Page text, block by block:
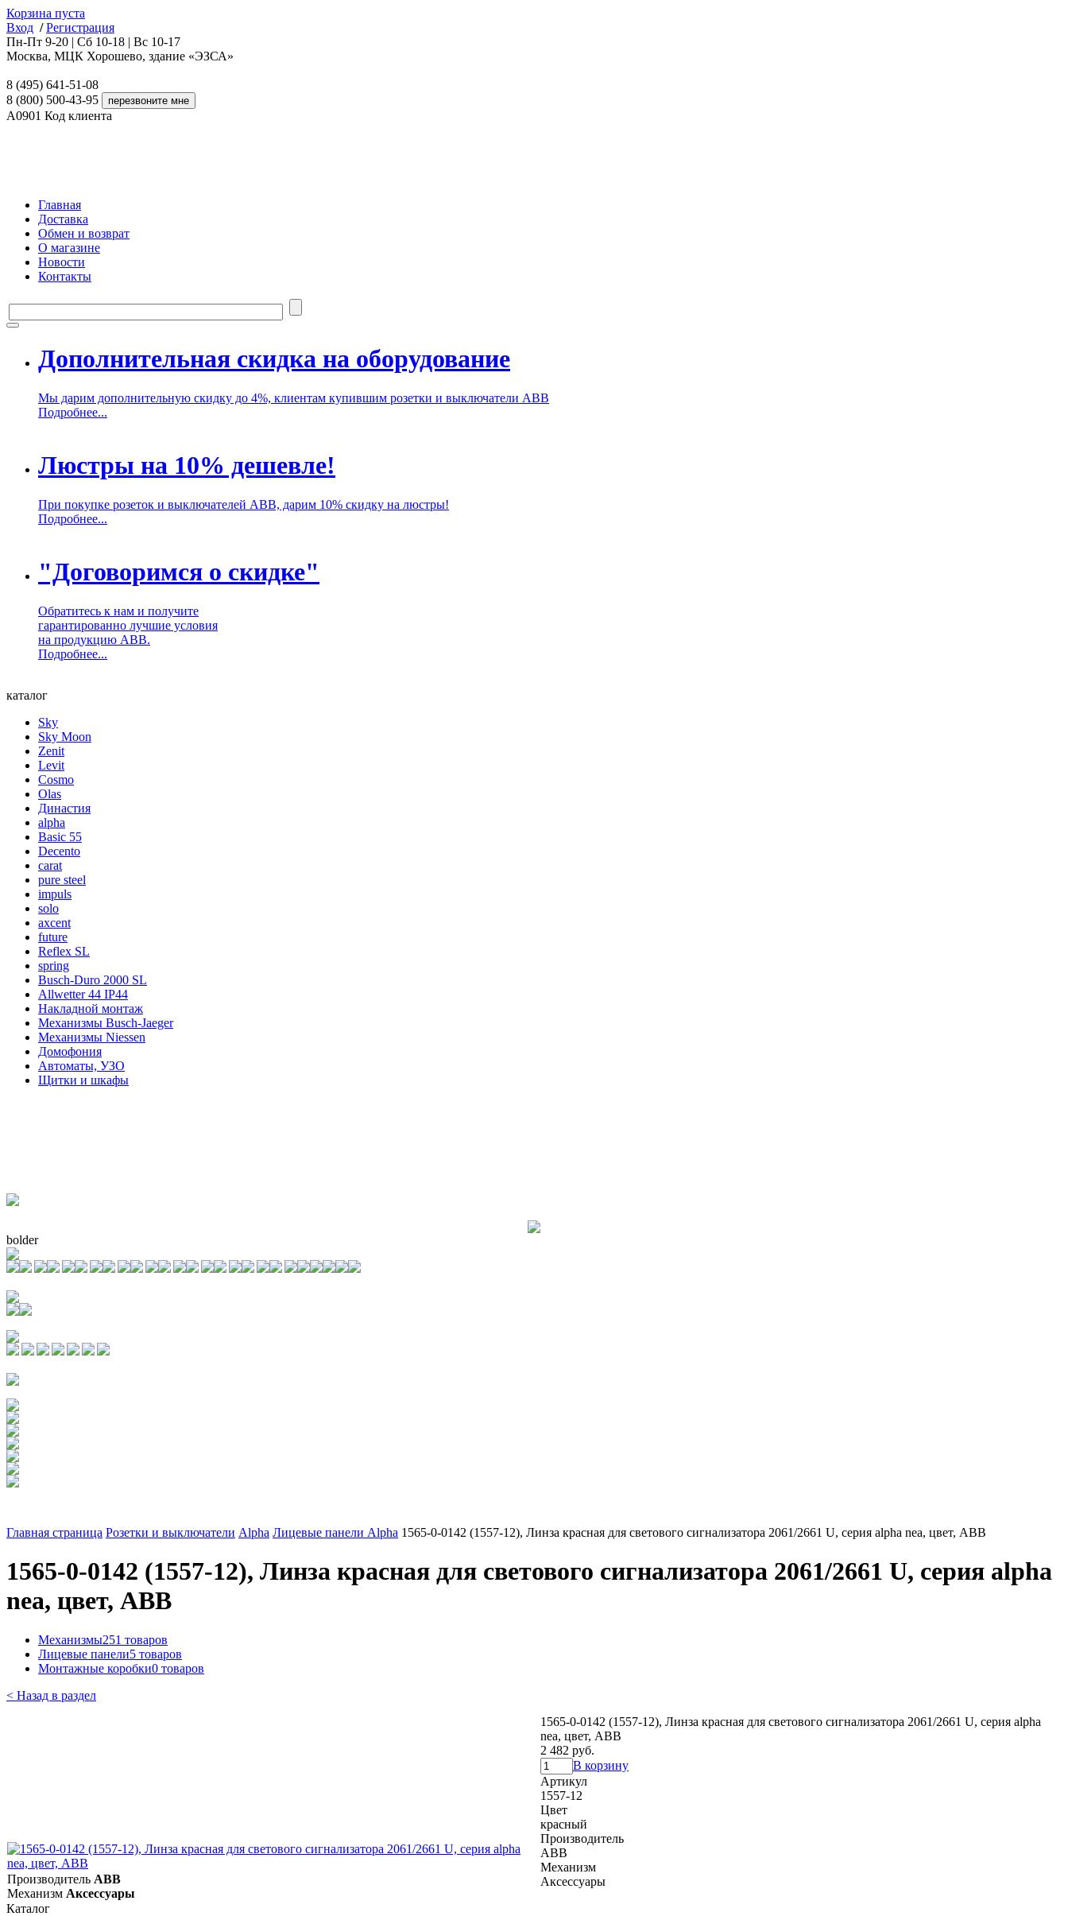
Корзина пуста
Вход / Регистрация
Пн-Пт 9-20 | Сб 10-18 | Вс 10-17
Москва, МЦК Хорошево, здание «ЭЗСА»
8 (495) 641-51-08
8 (800) 500-43-95
A0901 Код клиента
Главная
Доставка
Обмен и возврат
О магазине
Новости
Контакты
Дополнительная скидка на оборудование
Мы дарим дополнительную скидку до 4%, клиентам купившим розетки и выключатели ABB
Подробнее...
Люстры на 10% дешевле!
При покупке розеток и выключателей ABB, дарим 10% скидку на люстры!
Подробнее...
"Договоримся о скидке"
Обратитесь к нам и получите
гарантированно лучшие условия
на продукцию ABB.
Подробнее...
каталог
Sky
Sky Moon
Zenit
Levit
Cosmo
Olas
Династия
alpha
Basic 55
Decento
carat
pure steel
impuls
solo
axcent
future
Reflex SL
spring
Busch-Duro 2000 SL
Allwetter 44 IP44
Накладной монтаж
Механизмы Busch-Jaeger
Механизмы Niessen
Домофония
Автоматы, УЗО
Щитки и шкафы
bolder
Главная страница Розетки и выключатели Alpha Лицевые панели Alpha 1565-0-0142 (1557-12), Линза красная для светового сигнализатора 2061/2661 U, серия alpha nea, цвет, ABB
1565-0-0142 (1557-12), Линза красная для светового сигнализатора 2061/2661 U, серия alpha
nea, цвет, ABB
Механизмы251 товаров
Лицевые панели5 товаров
Монтажные коробки0 товаров
< Назад в раздел
1565-0-0142 (1557-12), Линза красная для светового сигнализатора 2061/2661 U, серия alpha
nea, цвет, ABB
2 482 руб.
В корзину
Артикул
1557-12
Цвет
красный
Производитель
ABB
Механизм
Аксессуары
Производитель ABB
Механизм Аксессуары
Каталог